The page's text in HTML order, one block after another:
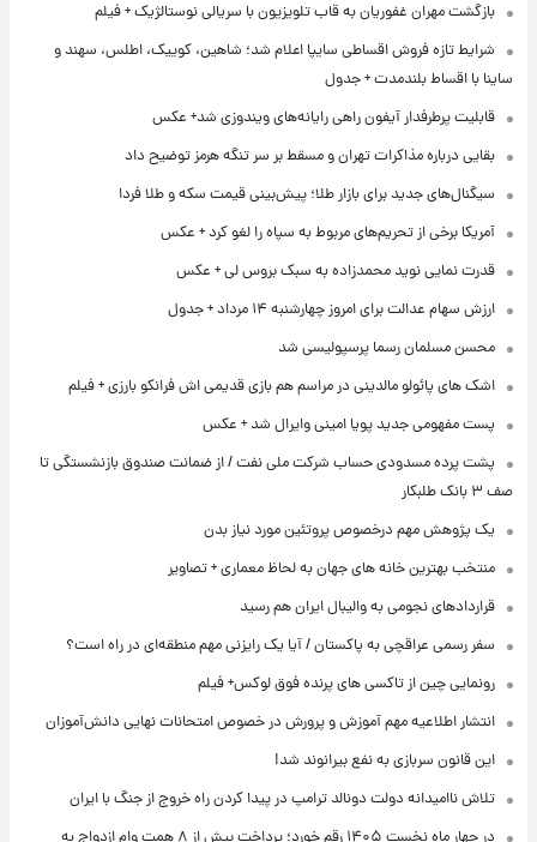
بازگشت مهران غفوریان به قاب تلویزیون با سریالی نوستالژیک + فیلم
شرایط تازه فروش اقساطی سایپا اعلام شد؛ شاهین، کوییک، اطلس، سهند و
ساینا با اقساط بلندمدت + جدول
قابلیت پرطرفدار آیفون راهی رایانه‌های ویندوزی شد+ عکس
بقایی درباره مذاکرات تهران و مسقط بر سر تنگه هرمز توضیح داد
سیگنال‌های جدید برای بازار طلا؛ پیش‌بینی قیمت سکه و طلا فردا
آمریکا برخی از تحریم‌های مربوط به سپاه را لغو کرد + عکس
قدرت نمایی نوید محمدزاده به سبک بروس لی + عکس
ارزش سهام عدالت برای امروز چهارشنبه ۱۴ مرداد + جدول
محسن مسلمان رسما پرسپولیسی شد
اشک های پائولو مالدینی در مراسم هم بازی قدیمی اش فرانکو بارزی + فیلم
پست مفهومی جدید پویا امینی وایرال شد + عکس
پشت پرده‌ مسدودی حساب شرکت ملی نفت / از ضمانت صندوق بازنشستگی تا
صف ۳ بانک طلبکار
یک پژوهش مهم درخصوص پروتئین مورد نیاز بدن
منتخب بهترین خانه های جهان به لحاظ معماری + تصاویر
قراردادهای نجومی به والیبال ایران هم رسید
سفر رسمی عراقچی به پاکستان / آیا یک رایزنی مهم منطقه‌ای در راه است؟
رونمایی چین از تاکسی های پرنده فوق لوکس+ فیلم
انتشار اطلاعیه مهم آموزش و پرورش در خصوص امتحانات نهایی دانش‌آموزان
این قانون سربازی به نفع بیرانوند شد!
تلاش ناامیدانه‌ دولت دونالد ترامپ در پیدا کردن راه خروج از جنگ با ایران